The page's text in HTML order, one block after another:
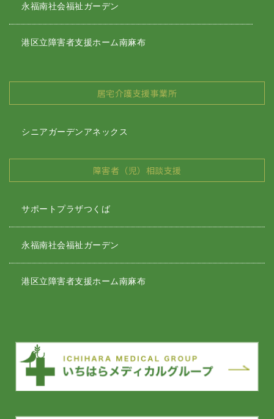
永福南社会福祉ガーデン
港区立障害者支援ホーム南麻布
居宅介護支援事業所
シニアガーデンアネックス
障害者（児）相談支援
サポートプラザつくば
永福南社会福祉ガーデン
港区立障害者支援ホーム南麻布